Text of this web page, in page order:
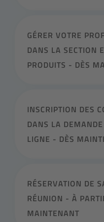
GÉRER VOTRE
DANS LA SECTION
PRODUITS - DÈS
INSCRIPTION DES
DANS LA
LIGNE - DÈS
RÉSERVATION DE
RÉUNION - À
MAINTENANT